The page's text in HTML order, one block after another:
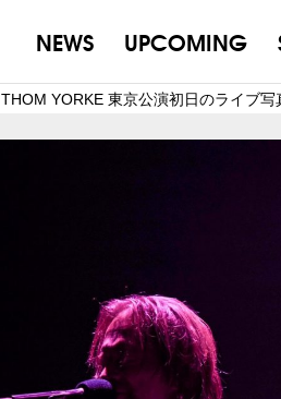
NEWS UPCOMING
THOM YORKE 東京公演初日のライブ写